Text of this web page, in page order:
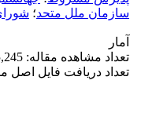
سازمان ملل متحد؛
آمار
تعداد مشاهده مقاله: 15,245
تعداد دریافت فایل اصل